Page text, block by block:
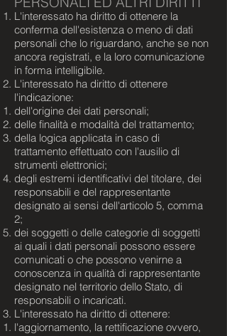
L'interessato ha diritto di ottenere la
conferma dell'esistenza o meno di dati
personali che lo riguardano, anche se non
ancora registrati, e la loro comunicazione
in forma intelligibile.
L'interessato ha diritto di ottenere
l'indicazione:
dell'origine dei dati personali;
delle finalità e modalità del trattamento;
della logica applicata in caso di
trattamento effettuato con l'ausilio di
strumenti elettronici;
degli estremi identificativi del titolare, dei
responsabili e del rappresentante
designato ai sensi dell'articolo 5, comma
2;
dei soggetti o delle categorie di soggetti
ai quali i dati personali possono essere
comunicati o che possono venirne a
conoscenza in qualità di rappresentante
designato nel territorio dello Stato, di
responsabili o incaricati.
L'interessato ha diritto di ottenere:
l'aggiornamento, la rettificazione ovvero,